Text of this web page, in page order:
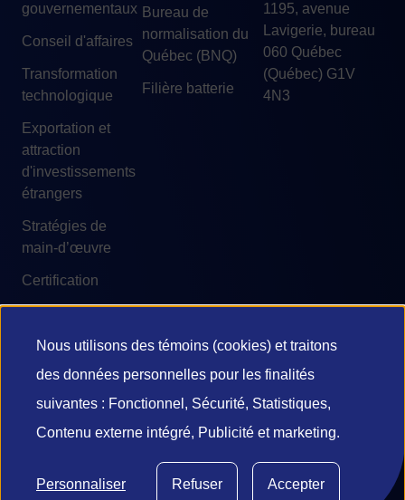
gouvernementaux
Conseil d'affaires
Transformation
technologique
Exportation et
attraction
d'investissements
étrangers
Stratégies de
main-d’œuvre
Certification
Bureau de
normalisation du
Québec (BNQ)
Filière batterie
1195, avenue
Lavigerie, bureau
060 Québec
(Québec) G1V
4N3
© 2026 Investissement Québec
Accessibilité
Conditions d'utilisation
Gestion des témoins
Utilisation
des
données
personnelles
Nous utilisons des témoins (cookies) et traitons
des données personnelles pour les finalités
suivantes : Fonctionnel, Sécurité, Statistiques,
Contenu externe intégré, Publicité et marketing.
Personnaliser Refuser Accepter